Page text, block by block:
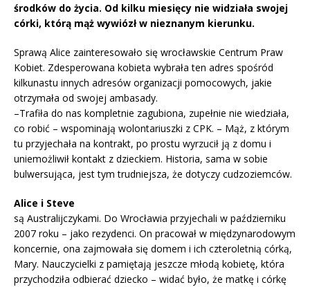
środków do życia. Od kilku miesięcy nie widziała swojej
córki, którą mąż wywiózł w nieznanym kierunku.
Sprawą Alice zainteresowało się wrocławskie Centrum Praw
Kobiet. Zdesperowana kobieta wybrała ten adres spośród
kilkunastu innych adresów organizacji pomocowych, jakie
otrzymała od swojej ambasady.
–Trafiła do nas kompletnie zagubiona, zupełnie nie wiedziała,
co robić – wspominają wolontariuszki z CPK. – Mąż, z którym
tu przyjechała na kontrakt, po prostu wyrzucił ją z domu i
uniemożliwił kontakt z dzieckiem. Historia, sama w sobie
bulwersująca, jest tym trudniejsza, że dotyczy cudzoziemców.
Alice i Steve
są Australijczykami. Do Wrocławia przyjechali w październiku
2007 roku – jako rezydenci. On pracował w międzynarodowym
koncernie, ona zajmowała się domem i ich czteroletnią córką,
Mary. Nauczycielki z pamiętają jeszcze młodą kobietę, która
przychodziła odbierać dziecko – widać było, że matkę i córkę